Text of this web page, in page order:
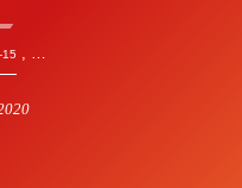
15 , …